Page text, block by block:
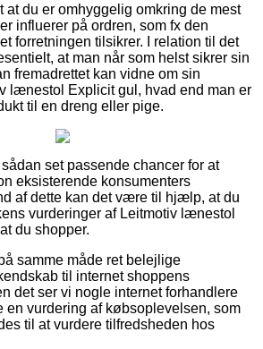
at du er omhyggelig omkring de mest
influerer på ordren, som fx den
forretningen tilsikrer. I relation til det
at man når som helst sikrer sin
fremadrettet kan vidne om sin
lænestol Explicit gul, hvad end man er
til en dreng eller pige.
set passende chancer for at
eksisterende konsumenters
af dette kan det være til hjælp, at du
vurderinger af Leitmotiv lænestol
du shopper.
samme måde ret belejlige
til internet shoppens
det ser vi nogle internet forhandlere
en vurdering af købsoplevelsen, som
til at vurdere tilfredsheden hos